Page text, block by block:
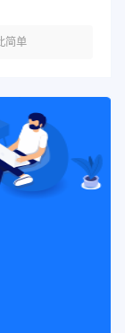
简单